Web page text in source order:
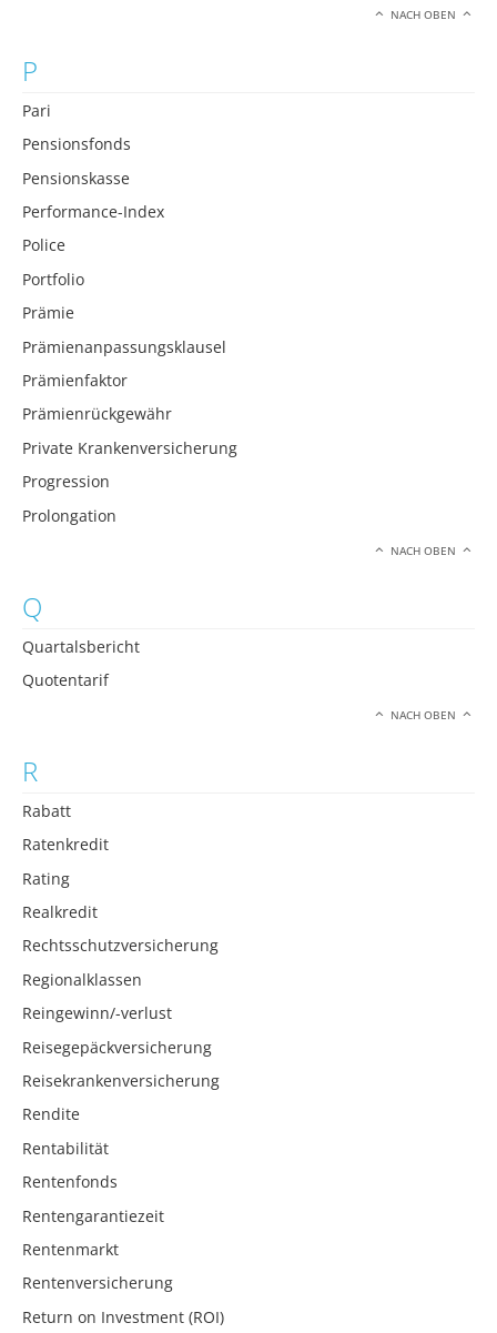
NACH OBEN
P
Pari
Pensionsfonds
Pensionskasse
Performance-Index
Police
Portfolio
Prämie
Prämienanpassungsklausel
Prämienfaktor
Prämienrückgewähr
Private Krankenversicherung
Progression
Prolongation
NACH OBEN
Q
Quartalsbericht
Quotentarif
NACH OBEN
R
Rabatt
Ratenkredit
Rating
Realkredit
Rechtsschutzversicherung
Regionalklassen
Reingewinn/-verlust
Reisegepäckversicherung
Reisekrankenversicherung
Rendite
Rentabilität
Rentenfonds
Rentengarantiezeit
Rentenmarkt
Rentenversicherung
Return on Investment (ROI)